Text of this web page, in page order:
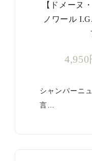
【ドメーヌ
ノワール
シャンパーニ
言…